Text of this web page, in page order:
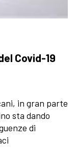
Covid-19
in gran parte
sta dando
di